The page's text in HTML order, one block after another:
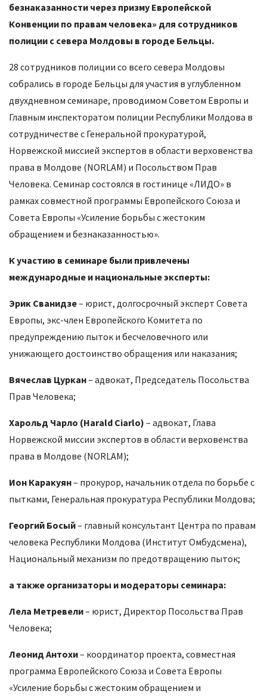
безнаказанности через призму Европейской
Конвенции по правам человека» для сотрудников
полиции с севера Молдовы в городе Бельцы.
28 сотрудников полиции со всего севера Молдовы
собрались в городе Бельцы для участия в углубленном
двухдневном семинаре, проводимом Советом Европы и
Главным инспекторатом полиции Республики Молдова в
сотрудничестве с Генеральной прокуратурой,
Норвежской миссией экспертов в области верховенства
права в Молдове (NORLAM) и Посольством Прав
Человека. Семинар состоялся в гостинице «ЛИДО» в
рамках совместной программы Европейского Союза и
Совета Европы «Усиление борьбы с жестоким
обращением и безнаказанностью».
К участию в семинаре были привлечены
международные и национальные эксперты:
Эрик Сванидзе– юрист, долгосрочный эксперт Совета
Европы, экс-член Европейского Комитета по
предупреждению пыток и бесчеловечного или
унижающего достоинство обращения или наказания;
Вячеслав Цуркан– адвокат, Председатель Посольства
Прав Человека;
Харольд Чарло (Harald Ciarlo) – адвокат, Глава
Норвежской миссии экспертов в области верховенства
права в Молдове (NORLAM);
Ион Каракуян– прокурор, начальник отдела по борьбе с
пытками, Генеральная прокуратура Республики Молдова;
Георгий Босый– главный консультант Центра по правам
человека Республики Молдова (Институт Омбудсмена),
Национальный механизм по предотвращению пыток;
а также организаторы и модераторы семинара:
Лела Метревели– юрист, Директор Посольства Прав
Человека;
Леонид Антохи– координатор проекта, совместная
программа Европейского Союза и Совета Европы
«Усиление борьбы с жестоким обращением и